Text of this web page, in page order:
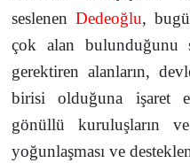
seslenen Dedeoğlu,
çok alan bulunduğunu
gerektiren alanların,
birisi olduğuna işaret
gönüllü kuruluşların
yoğunlaşması ve